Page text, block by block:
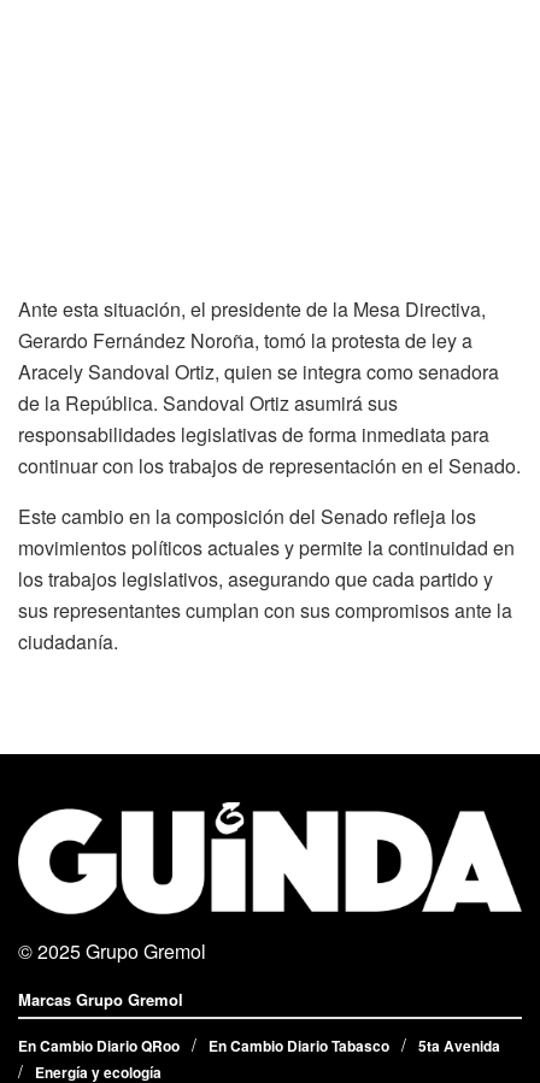
Ante esta situación, el presidente de la Mesa Directiva,
Gerardo Fernández Noroña, tomó la protesta de ley a
Aracely Sandoval Ortiz, quien se integra como senadora
de la República. Sandoval Ortiz asumirá sus
responsabilidades legislativas de forma inmediata para
continuar con los trabajos de representación en el Senado.
Este cambio en la composición del Senado refleja los
movimientos políticos actuales y permite la continuidad en
los trabajos legislativos, asegurando que cada partido y
sus representantes cumplan con sus compromisos ante la
ciudadanía.
© 2025Grupo Gremol
Marcas Grupo Gremol
En Cambio Diario QRoo En Cambio Diario Tabasco
5ta Avenida
Energía y ecología